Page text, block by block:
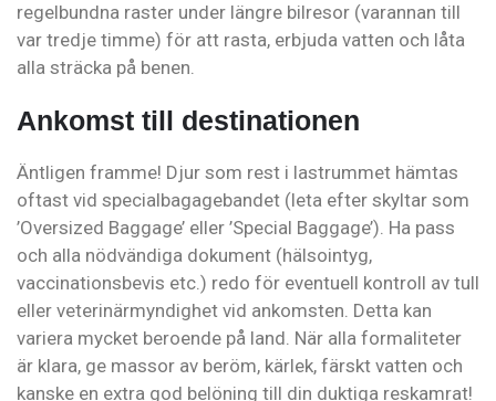
regelbundna raster under längre bilresor (varannan till
var tredje timme) för att rasta, erbjuda vatten och låta
alla sträcka på benen.
Ankomst till destinationen
Äntligen framme! Djur som rest i lastrummet hämtas
oftast vid specialbagagebandet (leta efter skyltar som
’Oversized Baggage’ eller ’Special Baggage’). Ha pass
och alla nödvändiga dokument (hälsointyg,
vaccinationsbevis etc.) redo för eventuell kontroll av tull
eller veterinärmyndighet vid ankomsten. Detta kan
variera mycket beroende på land. När alla formaliteter
är klara, ge massor av beröm, kärlek, färskt vatten och
kanske en extra god belöning till din duktiga reskamrat!